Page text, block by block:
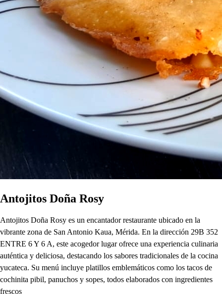
Antojitos Doña Rosy
Antojitos Doña Rosy es un encantador restaurante ubicado en la
vibrante zona de San Antonio Kaua, Mérida. En la dirección 29B 352
ENTRE 6 Y 6 A, este acogedor lugar ofrece una experiencia culinaria
auténtica y deliciosa, destacando los sabores tradicionales de la cocina
yucateca. Su menú incluye platillos emblemáticos como los tacos de
cochinita pibil, panuchos y sopes, todos elaborados con ingredientes
frescos